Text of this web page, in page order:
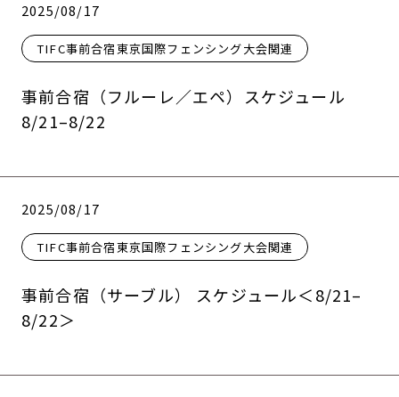
2025/08/17
TIFC事前合宿東京国際フェンシング大会関連
事前合宿（フルーレ／エペ）スケジュール
8/21–8/22
2025/08/17
TIFC事前合宿東京国際フェンシング大会関連
事前合宿（サーブル） スケジュール＜8/21–
8/22＞